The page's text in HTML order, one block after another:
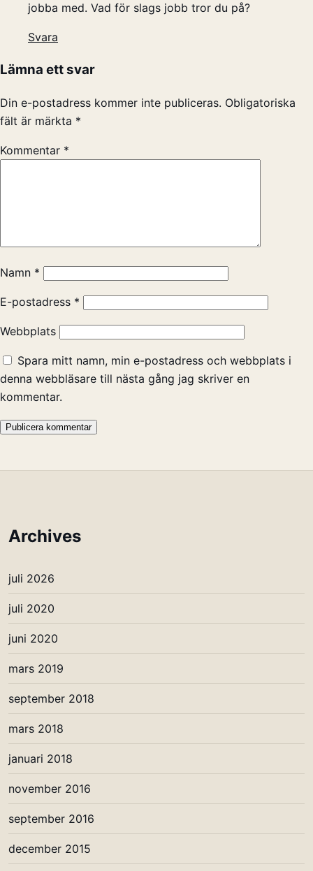
jobba med. Vad för slags jobb tror du på?
Svara
Lämna ett svar
Din e-postadress kommer inte publiceras. Obligatoriska
fält är märkta *
Kommentar *
Namn *
E-postadress *
Webbplats
Spara mitt namn, min e-postadress och webbplats i
denna webbläsare till nästa gång jag skriver en
kommentar.
Archives
juli 2026
juli 2020
juni 2020
mars 2019
september 2018
mars 2018
januari 2018
november 2016
september 2016
december 2015